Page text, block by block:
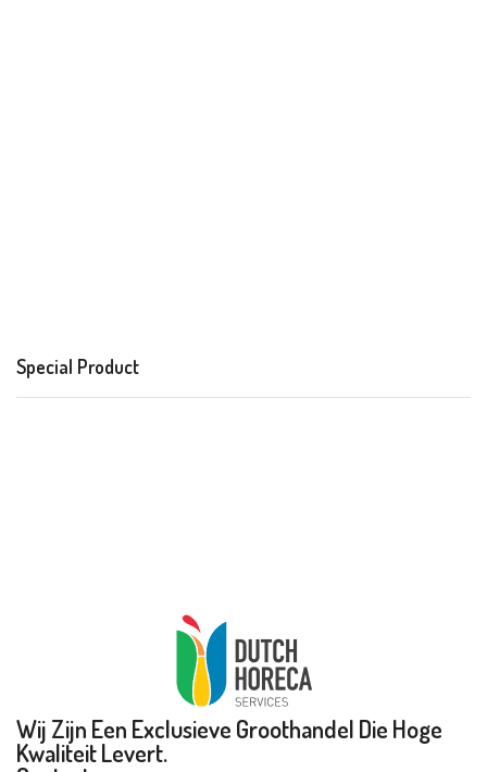
Special Product
Wij Zijn Een Exclusieve Groothandel Die Hoge
Kwaliteit Levert.